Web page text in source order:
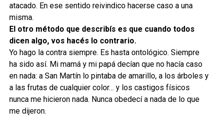
atacado. En ese sentido reivindico hacerse caso a una
misma.
El otro método que describís es que cuando todos
dicen algo, vos hacés lo contrario.
Yo hago la contra siempre. Es hasta ontológico. Siempre
ha sido así. Mi mamá y mi papá decían que no hacía caso
en nada: a San Martín lo pintaba de amarillo, a los árboles y
a las frutas de cualquier color… y los castigos físicos
nunca me hicieron nada. Nunca obedecí a nada de lo que
me dijeron.